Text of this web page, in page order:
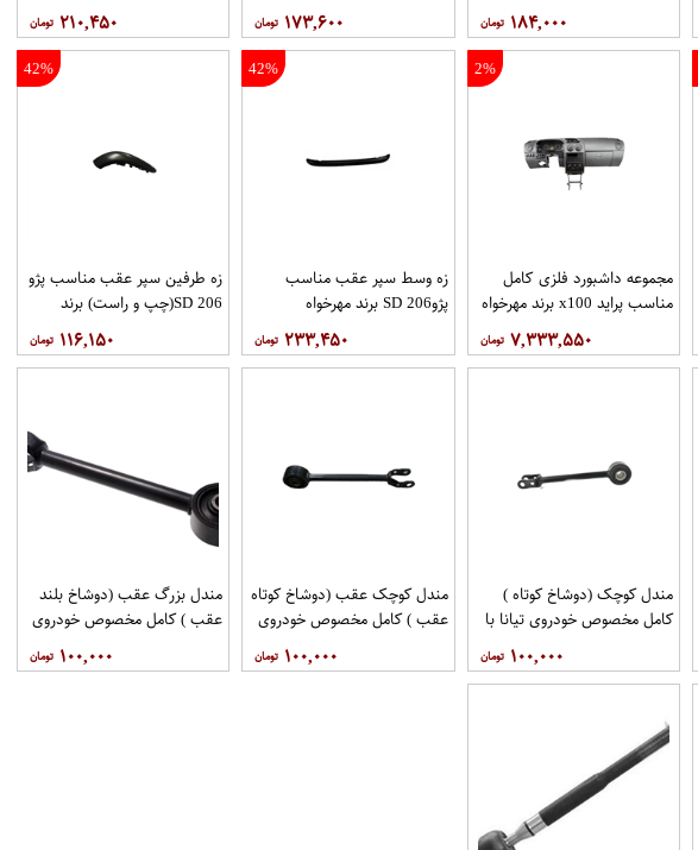
۱۸۴,۰۰۰ ۱۷۳,۶۰۰ ۲۱۰,۴۵۰
2%
مجموعه داشبورد فلزی كامل
مناسب پراید x100 برند مهرخواه
۷,۳۳۳,۵۵۰
42%
زه وسط سپر عقب مناسب
پژو206 SD برند مهرخواه
۲۳۳,۴۵۰
42%
زه طرفین سپر عقب مناسب پژو
206 SD(چپ و راست) برند
۱۱۶,۱۵۰
مندل کوچک (دوشاخ کوتاه )
کامل مخصوص خودروی تیانا با
کد فنی 551A0JN00Aبرند
نیسان موتور فروشگاه مگاموتور
۱۰۰,۰۰۰
مندل کوچک عقب (دوشاخ کوتاه
عقب ) کامل مخصوص خودروی
JN01Aبرند EEP فروشگاه
۱۰۰,۰۰۰
مندل بزرگ عقب (دوشاخ بلند
عقب ) کامل مخصوص خودروی
JN00Aبرند EEP فروشگاه
۱۰۰,۰۰۰